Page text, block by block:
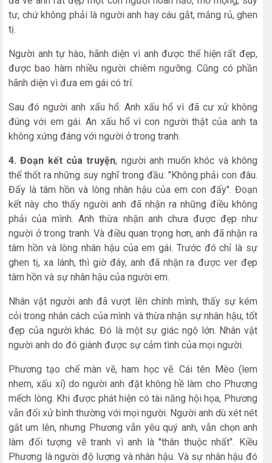
tư, chứ không phải là người anh hay cáu gắt, mắng rủ, ghen
tị.
Người anh tự hào, hãnh diện vì anh được thể hiện rất đẹp,
được bao hàm nhiều người chiêm ngưỡng. Cũng có phần
hãnh diện vì đưa em gái có trí.
Sau đó người anh xấu hổ: Anh xấu hổ vì đã cư xử không
đúng với em gái. An xấu hổ vì con người thật của anh ta
không xứng đáng với người ở trong tranh.
4. Đoạn kết của truyện, người anh muốn khóc và không
thể thốt ra những suy nghĩ trong đầu: "Không phải con đâu.
Đấy là tâm hồn và lòng nhân hậu của em con đấy". Đoạn
kết này cho thấy người anh đã nhận ra những điều không
phải của mình. Anh thừa nhận anh chưa được đẹp như
người ở trong tranh. Và điều quan trọng hơn, anh đã nhận ra
tâm hồn và lòng nhân hậu của em gái. Trước đó chỉ là sự
ghen tị, xa lánh, thì giờ đây, anh đã nhận ra được ver đẹp
tâm hồn và sự nhân hậu của người em.
Nhân vật người anh đã vượt lên chính mình, thấy sự kém
cỏi trong nhân cách của mình và thừa nhận sự nhân hậu, tốt
đẹp của người khác. Đó là một sự giác ngộ lớn. Nhân vật
người anh do đó giành được sự cảm tình của mọi người.
Phương tạo chế màn vẽ, ham học vẽ. Cái tên Mèo (lem
nhem, xấu xí) do người anh đặt không hề làm cho Phương
mếch lòng. Khi được phát hiện có tài năng hội họa, Phương
vẫn đối xử bình thường với mọi người. Người anh dù xét nét
gắt um lên, nhưng Phương vẫn yêu quý anh, vẫn chọn anh
làm đối tượng vẽ tranh vì anh là "thân thuộc nhất". Kiều
Phương là người độ lượng và nhân hậu. Và sự nhân hậu đó